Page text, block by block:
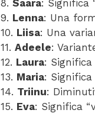
8. Saara: Significa
9. Lenna: Una
10. Liisa: Una
11. Adeele:
12. Laura: Significa
13. Maria: Significa
14. Triinu:
15. Eva: Significa